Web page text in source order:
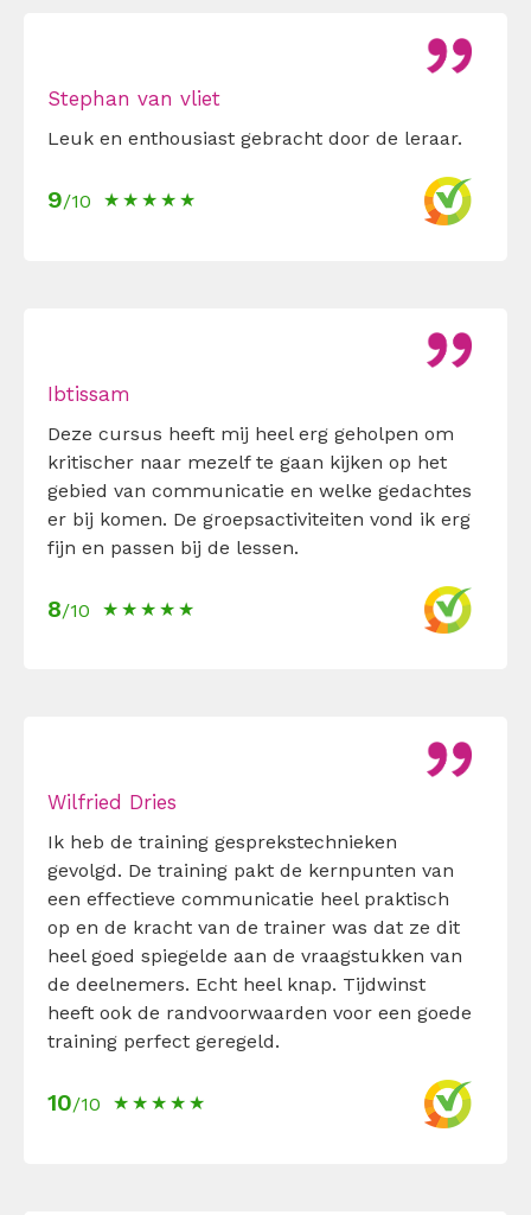
Stephan van vliet
Leuk en enthousiast gebracht door de leraar.
9/10
Ibtissam
Deze cursus heeft mij heel erg geholpen om
kritischer naar mezelf te gaan kijken op het
gebied van communicatie en welke gedachtes
er bij komen. De groepsactiviteiten vond ik erg
fijn en passen bij de lessen.
8/10
Wilfried Dries
Ik heb de training gesprekstechnieken
gevolgd. De training pakt de kernpunten van
een effectieve communicatie heel praktisch
op en de kracht van de trainer was dat ze dit
heel goed spiegelde aan de vraagstukken van
de deelnemers. Echt heel knap. Tijdwinst
heeft ook de randvoorwaarden voor een goede
training perfect geregeld.
10/10